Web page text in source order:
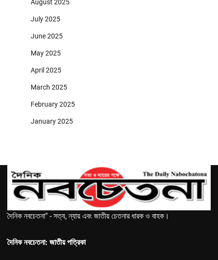
August 2025
July 2025
June 2025
May 2025
April 2025
March 2025
February 2025
January 2025
দৈনিক নবচেতনা" - সত্য, ন্যায় এবং জাতীয় চেতনার ধারক ও বাহক।
দৈনিক নবচেতনা: জাতীয় পত্রিকা